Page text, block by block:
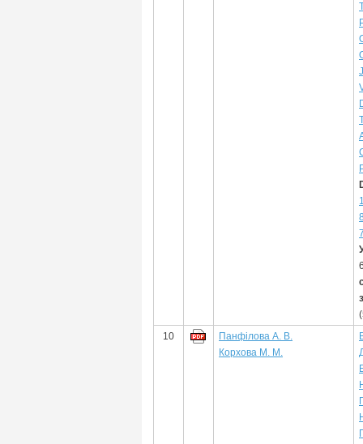
10
Панфілова А. В.
Корхова М. М.